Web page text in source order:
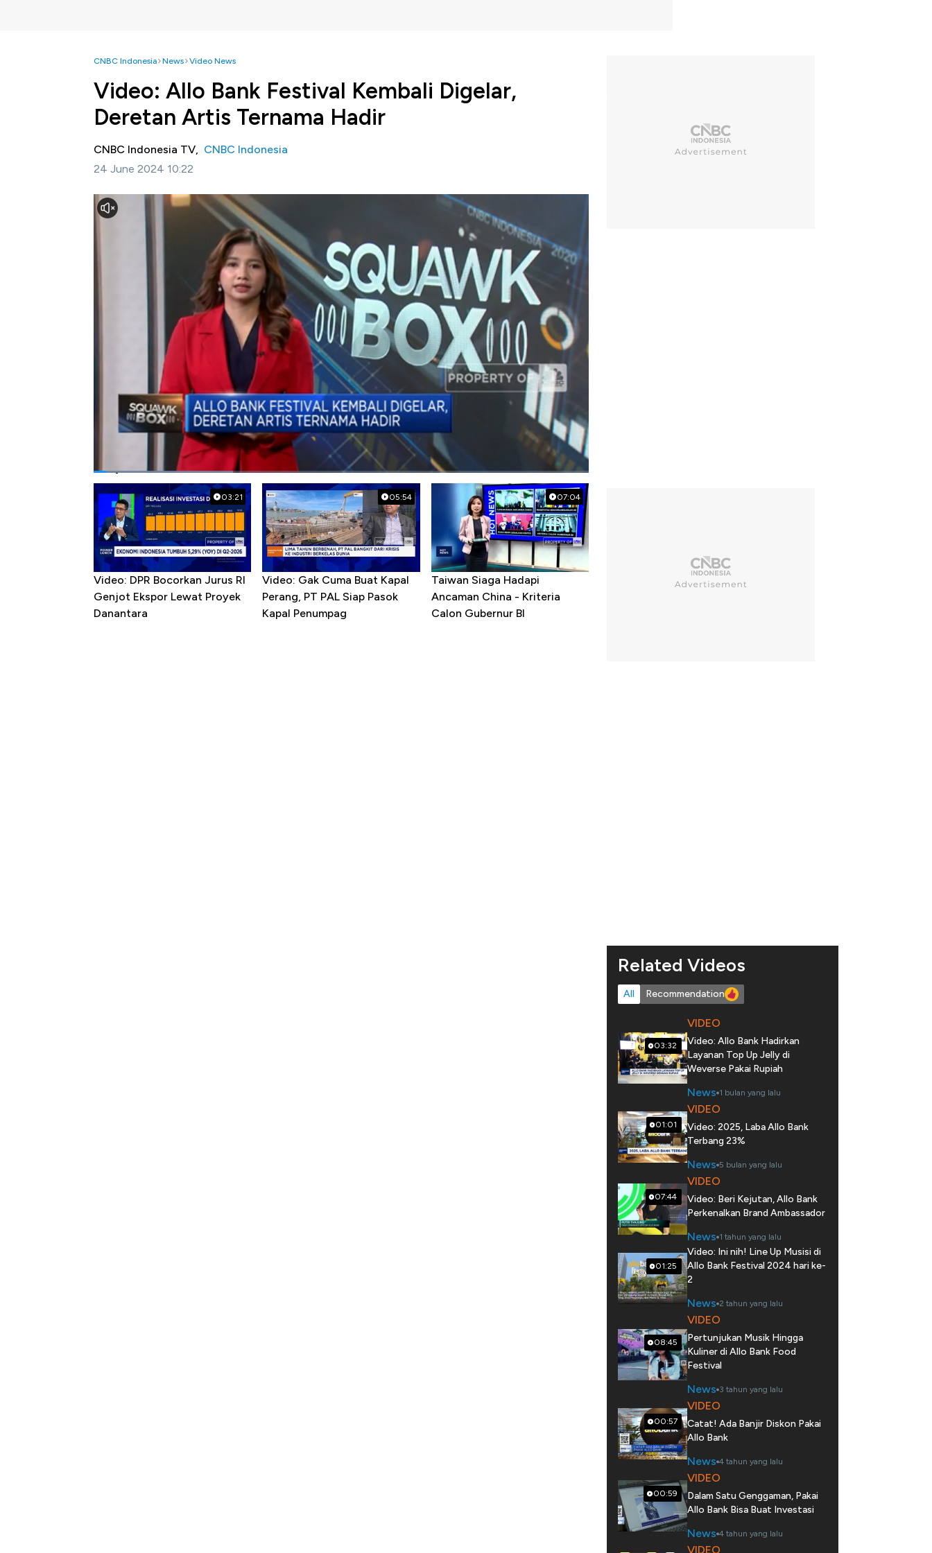
CNBC Indonesia News Video News
Video: Allo Bank Festival Kembali Digelar,
Deretan Artis Ternama Hadir
CNBC Indonesia TV, CNBC Indonesia
24 June 2024 10:22
Jakarta, CNBC Indonesia-Allo Bank kembali menggelar Allo Bank Festival, konser musik yang
menghadirkan deretan artis ternama baik dari dalam maupun luar negeri.
Informasi selengkapnya dalam program Squawk Box CNBC Indonesia (Senin, 24/06/2024) berikut
#allo bank festival
Popular Videos
03:21
Video: DPR Bocorkan Jurus RI
Genjot Ekspor Lewat Proyek
Danantara
05:54
Video: Gak Cuma Buat Kapal
Perang, PT PAL Siap Pasok
Kapal Penumpag
07:04
Taiwan Siaga Hadapi
Ancaman China - Kriteria
Calon Gubernur BI
Related Videos
All Recommendation
03:32
VIDEO
Video: Allo Bank Hadirkan
Layanan Top Up Jelly di
Weverse Pakai Rupiah
News 1 bulan yang lalu
01:01
VIDEO
Video: 2025, Laba Allo Bank
Terbang 23%
News 5 bulan yang lalu
07:44
VIDEO
Video: Beri Kejutan, Allo Bank
Perkenalkan Brand Ambassador
News 1 tahun yang lalu
01:25
Video: Ini nih! Line Up Musisi di
Allo Bank Festival 2024 hari ke-
2
News 2 tahun yang lalu
08:45
VIDEO
Pertunjukan Musik Hingga
Kuliner di Allo Bank Food
Festival
News 3 tahun yang lalu
00:57
VIDEO
Catat! Ada Banjir Diskon Pakai
Allo Bank
News 4 tahun yang lalu
00:59
VIDEO
Dalam Satu Genggaman, Pakai
Allo Bank Bisa Buat Investasi
News 4 tahun yang lalu
VIDEO